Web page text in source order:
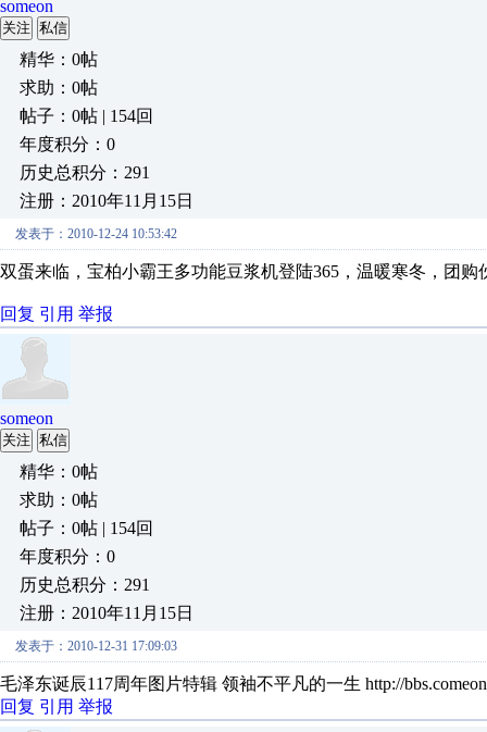
someon
关注 私信
精华：0帖
求助：0帖
帖子：0帖 | 154回
年度积分：0
历史总积分：291
注册：2010年11月15日
发表于：2010-12-24 10:53:42
双蛋来临，宝柏小霸王多功能豆浆机登陆365 ，温暖寒冬，团购
回复 引用 举报
someon
关注 私信
精华：0帖
求助：0帖
帖子：0帖 | 154回
年度积分：0
历史总积分：291
注册：2010年11月15日
发表于：2010-12-31 17:09:03
毛泽东诞辰117周年图片特辑 领袖不平凡的一生 http://
回复 引用 举报